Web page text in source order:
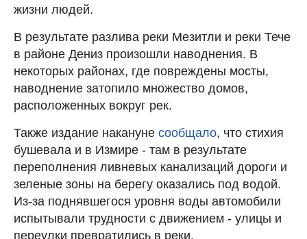
жизни людей.
В результате разлива реки Мезитли и реки Тече
в районе Дениз произошли наводнения. В
некоторых районах, где повреждены мосты,
наводнение затопило множество домов,
расположенных вокруг рек.
Также издание накануне сообщало, что стихия
бушевала и в Измире - там в результате
переполнения ливневых канализаций дороги и
зеленые зоны на берегу оказались под водой.
Из-за поднявшегося уровня воды автомобили
испытывали трудности с движением - улицы и
переулки превратились в реки.